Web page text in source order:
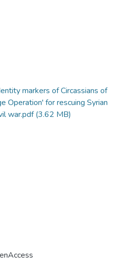
markers of Circassians of
Operation' for rescuing Syrian
war.pdf(3.62 MB)